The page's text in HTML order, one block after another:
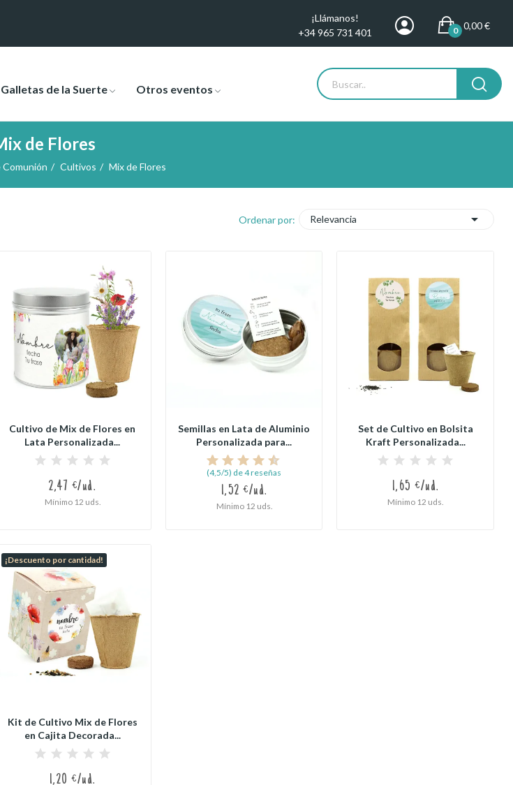
¡Llámanos!
+34 965 731 401
0,00 €
0
Galletas de la Suerte Otros eventos
de Flores
Cultivos Mix de Flores
Ordenar por: Relevancia 
Cultivo de Mix de Flores en
Lata Personalizada...
2,47 €/ud.
Mínimo 12 uds.
Semillas en Lata de Aluminio
Personalizada para...
(4,5/5) de 4 reseñas
1,52 €/ud.
Mínimo 12 uds.
Set de Cultivo en Bolsita
Kraft Personalizada...
1,65 €/ud.
Mínimo 12 uds.
¡Descuento por cantidad!
Kit de Cultivo Mix de Flores
en Cajita Decorada...
1,20 €/ud.